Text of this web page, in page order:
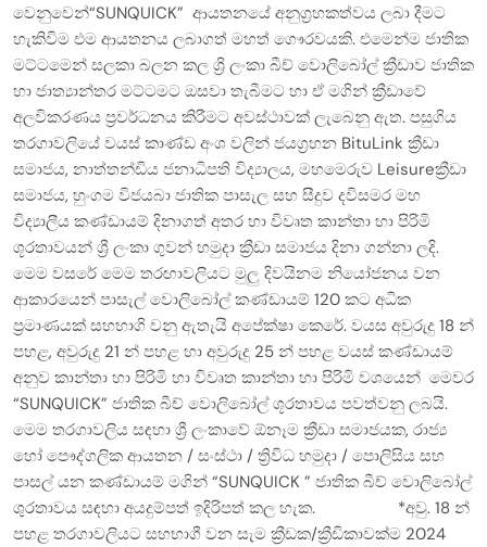
වෙනුවෙන්“SUNQUICK” ආයතනයේ අනුග්‍රහකත්වය ලබා දීමට
හැකිවිම එම ආයතනය ලබාගත් මහත් ගෞරවයකි. එමෙන්ම ජාතික
මට්ටමෙන් සලකා බලන කල ශ්‍රි ලංකා බීච් වොලිබෝල් ක්‍රීඩාව ජාතික
හා ජාත්‍යාන්තර මට්ටමට ඔසවා තැබීමට හා ඒ මගින් ක්‍රීඩාවේ
අලවිකරණය ප්‍රවර්ධනය කිරීමට අවස්ථාවක් ලැබෙනු ඇත. පසුගිය
තරගාවලියේ වයස් කාණ්ඩ අංශ වලින් ජයග්‍රහන BituLink ක්‍රීඩා
සමාජය, නාත්තන්ඩිය ජනාධිපති විද්‍යාලය, මහමෙරුව Leisureක්‍රීඩා
සමාජය, හුංගම විජයබා ජාතික පාසැල සහ සීදුව දවිසමර මහ
විද්‍යාලීය කණ්ඩායම් දිනාගත් අතර හා විවෘත කාන්තා හා පිරිමි
ශූරතාවයන් ශ්‍රී ලංකා ගුවන් හමුදා ක්‍රීඩා සමාජය දිනා ගන්නා ලදි.
මෙම වසරේ මෙම තරඟාවලියට මුලු දිවයිනම නියෝජනය වන
ආකාරයෙන් පාසැල් වොලිබෝල් කණ්ඩායම් 120 කට අධික
ප්‍රමාණයක් සහභාගි වනු ඇතැයි අපේක්ෂා කෙරේ. වයස අවුරුදු 18 න්
පහළ, අවුරුදු 21 න් පහළ හා අවුරුදු 25 න් පහළ වයස් කණ්ඩායම්
අනුව කාන්තා හා පිරිමි හා විවෘත කාන්තා හා පිරිමි වශයෙන් මෙවර
“SUNQUICK” ජාතික බීච් වොලිබෝල් ශූරතාවය පවත්වනු ලබයි.
මෙම තරගාවලිය සඳහා ශ්‍රී ලංකාවේ ඕනෑම ක්‍රීඩා සමාජයක, රාජ්‍ය
හෝ පෞද්ගලික ආයතන / සංස්ථා / ත්‍රිවිධ හමුදා / පොලිසිය සහ
පාසල් යන කණ්ඩායම් මගින් “SUNQUICK ” ජාතික බීච් වොලිබෝල්
ශුරතාවය සඳහා අයදුම්පත් ඉදිරිපත් කල හැක. *අවු. 18 න්
පහළ තරගාවලියට සහභාගී වන සැම ක්‍රීඩක/ක්‍රීඩිකාවක්ම 2024